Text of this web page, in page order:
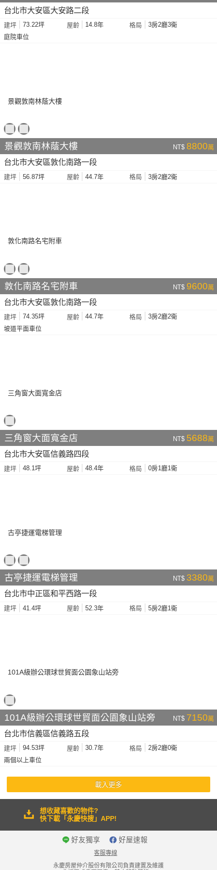
台北市大安區大安路二段
建坪 73.22坪 屋齡 14.8年 格局
3房2廳3衛
庭院車位
景觀敦南林蔭大樓 NT$ 8800萬
台北市大安區敦化南路一段
建坪 56.87坪 屋齡 44.7年 格局 3房2廳2衛
敦化南路名宅附車 NT$ 9600萬
台北市大安區敦化南路一段
建坪 74.35坪 屋齡 44.7年 格局
3房2廳2衛
坡道平面車位
三角窗大面寬金店 NT$ 5688萬
台北市大安區信義路四段
建坪 48.1坪 屋齡 48.4年 格局 0房1廳1衛
古亭捷運電梯管理 NT$ 3380萬
台北市中正區和平西路一段
建坪 41.4坪 屋齡 52.3年 格局 5房2廳1衛
101A級辦公環球世貿面公園象山站旁 NT$ 7150萬
台北市信義區信義路五段
建坪 94.53坪 屋齡 30.7年 格局
2房2廳0衛
兩個以上車位
載入更多
想收藏喜歡的物件?
快下載「永慶快搜」APP!
好友獨享 好屋速報
客服專線
永慶房屋仲介股份有限公司負責建置及維護